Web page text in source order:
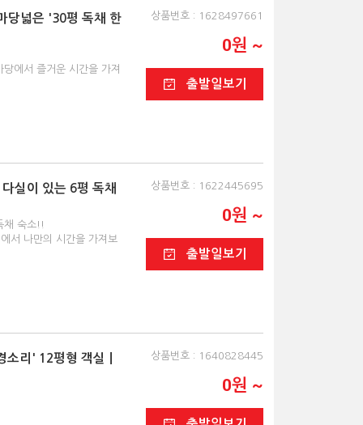
당넓은 '30평 독채 한
에서 즐거운 시간을 가져
상품번호 : 1628497661
0원 ~
출발일보기
실이 있는 6평 독채
채 숙소!!
서 나만의 시간을 가져보
상품번호 : 1622445695
0원 ~
출발일보기
리' 12평형 객실ㅣ 상품번호 : 1640828445
0원 ~